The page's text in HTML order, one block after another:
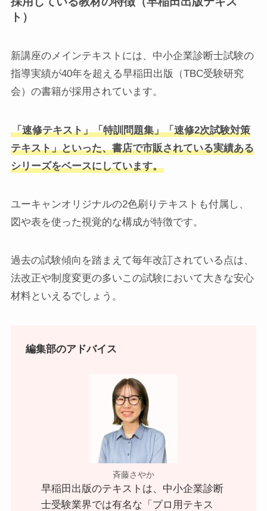
ト）
新講座のメインテキストには、中小企業診断士試験の
指導実績が40年を超える早稲田出版（TBC受験研究
会）の書籍が採用されています。
「速修テキスト」「特訓問題集」「速修2次試験対策
テキスト」といった、書店で市販されている実績ある
シリーズをベースにしています。
ユーキャンオリジナルの2色刷りテキストも付属し、
図や表を使った視覚的な構成が特徴です。
過去の試験傾向を踏まえて毎年改訂されている点は、
法改正や制度変更の多いこの試験において大きな安心
材料といえるでしょう。
編集部のアドバイス
斉藤さやか
早稲田出版のテキストは、中小企業診断
士受験業界では有名な「プロ用テキス